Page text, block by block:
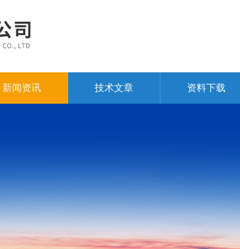
新闻资讯 技术文章 资料下载